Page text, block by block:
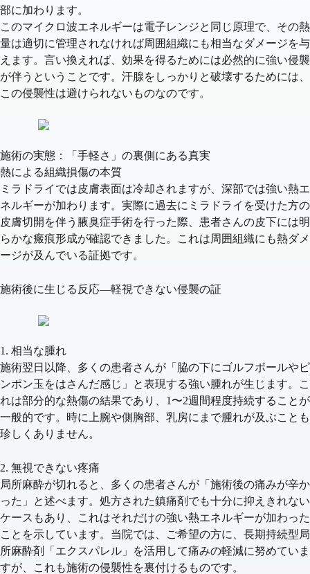
部に加わります。
このマイクロ波エネルギーは電子レンジと同じ原理で、その熱
量は適切に管理されなければ周囲組織にも相当なダメージを与
えます。言い換えれば、効果を得るためには必然的に強い侵襲
が伴うということです。汗腺をしっかりと破壊するためには、
この侵襲性は避けられないものなのです。
施術の実態：「手軽さ」の裏側にある真実
熱による組織損傷の本質
ミラドライでは皮膚表面は冷却されますが、深部では強い熱エ
ネルギーが加わります。実際に過去にミラドライを受けた方の
皮膚切開を伴う腋臭症手術を行った際、患者さんの皮下には明
らかな瘢痕形成が確認できました。これは周囲組織にも熱ダメ
ージが及んでいる証拠です。
施術後に生じる反応—軽視できない侵襲の証
1. 相当な腫れ
施術翌日以降、多くの患者さんが「脇の下にゴルフボールやピ
ンポン玉をはさんだ感じ」と表現する強い腫れが生じます。こ
れは部分的な熱傷の結果であり、1〜2週間程度持続することが
一般的です。時に上腕や側胸部、乳房にまで腫れが及ぶことも
珍しくありません。
2. 無視できない疼痛
局所麻酔が切れると、多くの患者さんが「施術後の痛みが辛か
った」と述べます。処方された鎮痛剤でも十分に抑えきれない
ケースもあり、これはそれだけの強い熱エネルギーが加わった
ことを示しています。当院では、ご希望の方に、長期持続型局
所麻酔剤「エクスパレル」を活用して痛みの軽減に努めていま
すが、これも施術の侵襲性を裏付けるものです。